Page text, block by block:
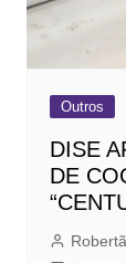
Outros
DISE
DE